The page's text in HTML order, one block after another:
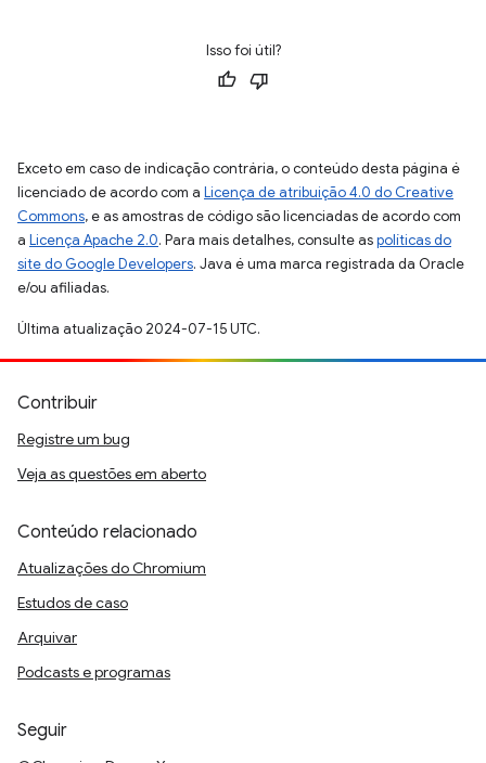
Isso foi útil?
Exceto em caso de indicação contrária, o conteúdo desta página é
licenciado de acordo com a Licença de atribuição 4.0 do Creative
Commons, e as amostras de código são licenciadas de acordo com
a Licença Apache 2.0. Para mais detalhes, consulte aspolíticas do
site do Google Developers. Java é uma marca registrada da Oracle
e/ou afiliadas.
Última atualização 2024-07-15 UTC.
Contribuir
Registre um bug
Veja as questões em aberto
Conteúdo relacionado
Atualizações do Chromium
Estudos de caso
Arquivar
Podcasts e programas
Seguir